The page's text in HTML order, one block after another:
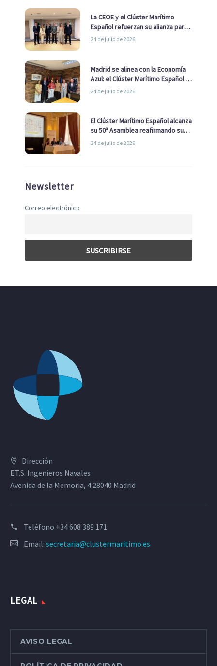
La CEOE y el Clúster Marítimo
Español refuerzan su alianza para
impulsar una estrategia Nacional
24 de julio de 2026
Madrid se alinea con la Economía
Azul: el Clúster Marítimo Español y
la Real Liga Naval avanzan alianzas
24 de julio de 2026
El Clúster Marítimo Español alcanza
su 50ª Asamblea reafirmando su
liderazgo en la Economía Azul
24 de julio de 2026
Newsletter
Correo electrónico
Dirección
E.T.S. Ingenieros Navales
Avenida de la Memoria, 4 28040 Madrid
Teléfono +34 608 389 171
Email: secretaria@clustermaritimo.es
LEGAL
AVISO LEGAL